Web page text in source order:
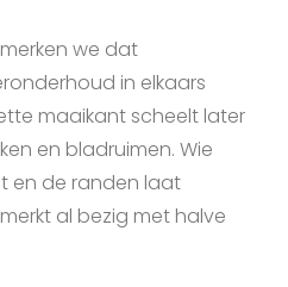
we dat
in elkaars
maaikant scheelt later
en bladruimen. Wie
en de randen laat
al bezig met halve